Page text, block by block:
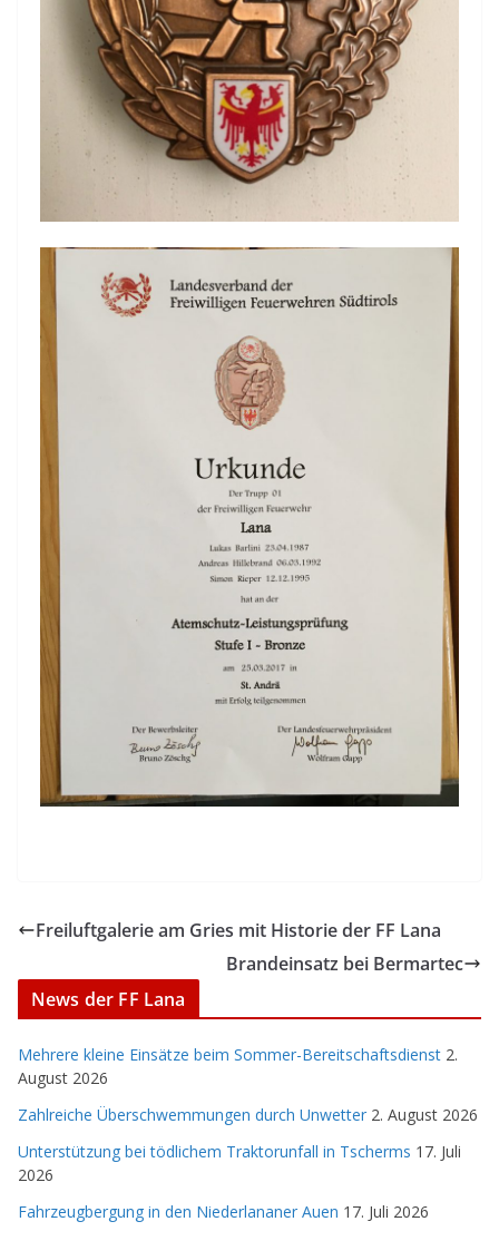
Freiluftgalerie am Gries mit Historie der FF Lana
Brandeinsatz bei Bermartec
News der FF Lana
Mehrere kleine Einsätze beim Sommer-Bereitschaftsdienst 2.
August 2026
Zahlreiche Überschwemmungen durch Unwetter 2. August 2026
Unterstützung bei tödlichem Traktorunfall in Tscherms 17. Juli
2026
Fahrzeugbergung in den Niederlananer Auen 17. Juli 2026